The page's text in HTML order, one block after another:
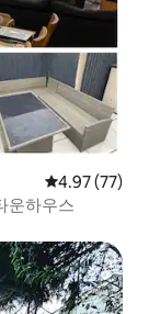
평점 4.97점(5
4.97 (77)
운하우스